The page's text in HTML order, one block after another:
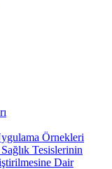
Örnekleri
Tesislerinin
Dair